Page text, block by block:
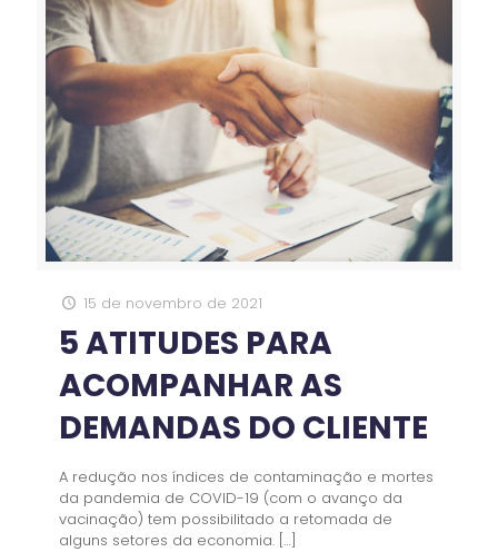
15 de novembro de 2021
5 ATITUDES PARA
ACOMPANHAR AS
DEMANDAS DO CLIENTE
A redução nos índices de contaminação e mortes
da pandemia de COVID-19 (com o avanço da
vacinação) tem possibilitado a retomada de
alguns setores da economia. […]